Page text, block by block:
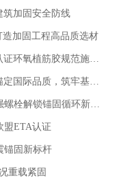
筑加固安全防线
加固工程高品质选材
标准化施工赋能锚固质量｜乔司微ETA认证环氧植筋胶规范施工指南
斩获欧盟ETA权威认证！乔司微植筋胶锚定国际品质，筑牢基建锚固安全防线
源自英国精工技术 乔司微JAR可拆卸高强螺栓解锁锚固循环新价值
盟ETA认证
锚固新标杆
重载紧固